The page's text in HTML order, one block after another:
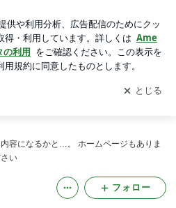
ブログの更新通知
を受け取りまし
開く
容になるかと…。 ホームページもありま
い
フォロー